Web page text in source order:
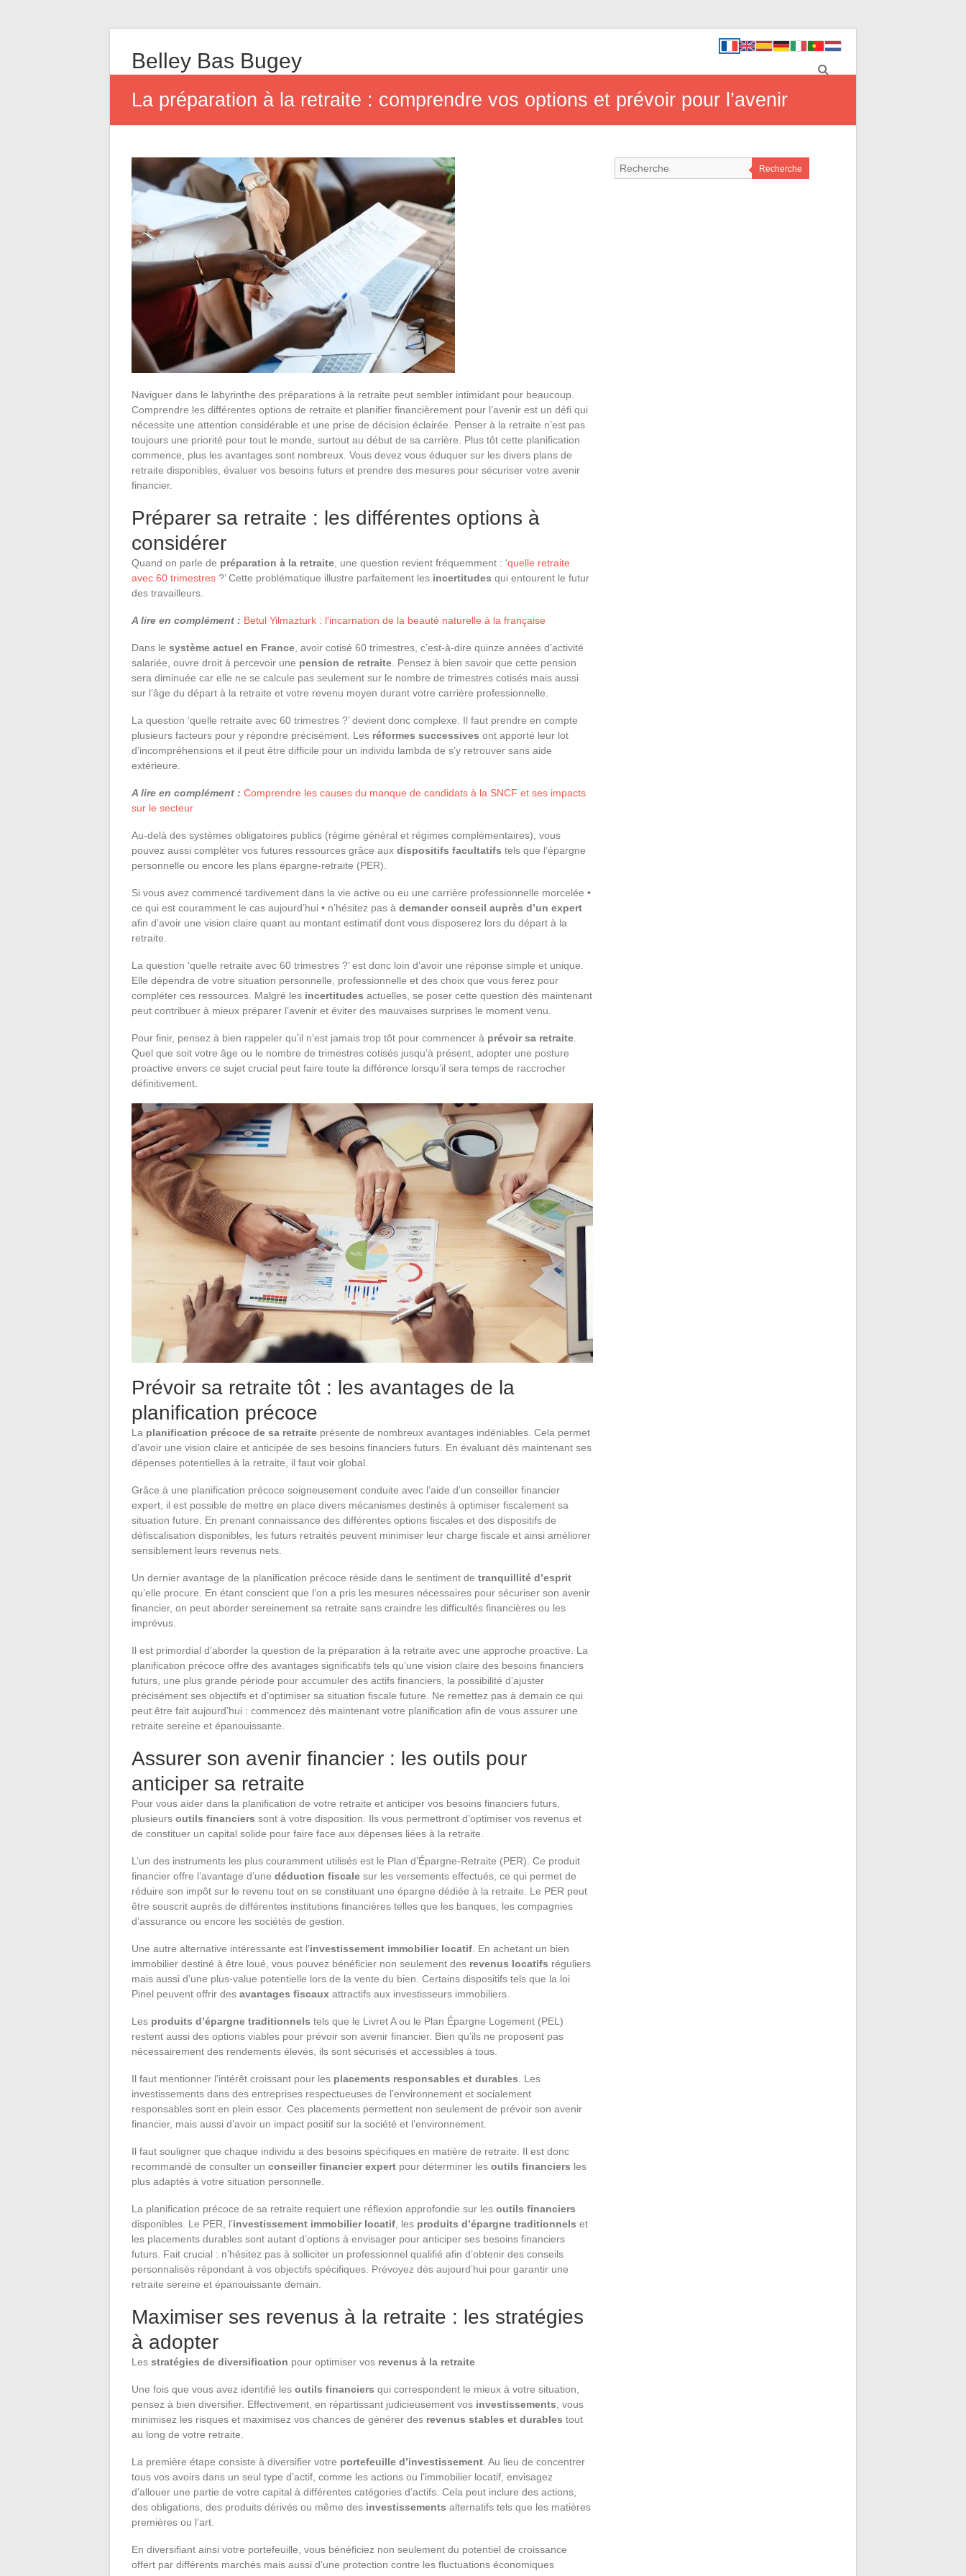
Belley Bas Bugey
La préparation à la retraite : comprendre vos options et prévoir pour l’avenir
Naviguer dans le labyrinthe des préparations à la retraite peut sembler intimidant pour beaucoup.
Comprendre les différentes options de retraite et planifier financièrement pour l’avenir est un défi qui
nécessite une attention considérable et une prise de décision éclairée. Penser à la retraite n’est pas
toujours une priorité pour tout le monde, surtout au début de sa carrière. Plus tôt cette planification
commence, plus les avantages sont nombreux. Vous devez vous éduquer sur les divers plans de
retraite disponibles, évaluer vos besoins futurs et prendre des mesures pour sécuriser votre avenir
financier.
Préparer sa retraite : les différentes options à
considérer
Quand on parle de préparation à la retraite , une question revient fréquemment : ‘quelle retraite
avec 60 trimestres ?’ Cette problématique illustre parfaitement les incertitudes qui entourent le futur
des travailleurs.
A lire en complément : Betul Yilmazturk : l'incarnation de la beauté naturelle à la française
Dans le système actuel en France , avoir cotisé 60 trimestres, c’est-à-dire quinze années d’activité
salariée, ouvre droit à percevoir une pension de retraite . Pensez à bien savoir que cette pension
sera diminuée car elle ne se calcule pas seulement sur le nombre de trimestres cotisés mais aussi
sur l’âge du départ à la retraite et votre revenu moyen durant votre carrière professionnelle.
La question ‘quelle retraite avec 60 trimestres ?’ devient donc complexe. Il faut prendre en compte
plusieurs facteurs pour y répondre précisément. Les réformes successives ont apporté leur lot
d’incompréhensions et il peut être difficile pour un individu lambda de s’y retrouver sans aide
extérieure.
A lire en complément : Comprendre les causes du manque de candidats à la SNCF et ses impacts
sur le secteur
Au-delà des systèmes obligatoires publics (régime général et régimes complémentaires), vous
pouvez aussi compléter vos futures ressources grâce aux dispositifs facultatifs tels que l’épargne
personnelle ou encore les plans épargne-retraite (PER).
Si vous avez commencé tardivement dans la vie active ou eu une carrière professionnelle morcelée •
ce qui est couramment le cas aujourd’hui • n’hésitez pas à demander conseil auprès d’un expert
afin d’avoir une vision claire quant au montant estimatif dont vous disposerez lors du départ à la
retraite.
La question ‘quelle retraite avec 60 trimestres ?’ est donc loin d’avoir une réponse simple et unique.
Elle dépendra de votre situation personnelle, professionnelle et des choix que vous ferez pour
compléter ces ressources. Malgré les incertitudes actuelles, se poser cette question dès maintenant
peut contribuer à mieux préparer l’avenir et éviter des mauvaises surprises le moment venu.
Pour finir, pensez à bien rappeler qu’il n’est jamais trop tôt pour commencer à prévoir sa retraite
Quel que soit votre âge ou le nombre de trimestres cotisés jusqu’à présent, adopter une posture
proactive envers ce sujet crucial peut faire toute la différence lorsqu’il sera temps de raccrocher
définitivement.
Prévoir sa retraite tôt : les avantages de la
planification précoce
La planification précoce de sa retraite présente de nombreux avantages indéniables. Cela permet
d’avoir une vision claire et anticipée de ses besoins financiers futurs. En évaluant dès maintenant ses
dépenses potentielles à la retraite, il faut voir global.
Grâce à une planification précoce soigneusement conduite avec l’aide d’un conseiller financier
expert, il est possible de mettre en place divers mécanismes destinés à optimiser fiscalement sa
situation future. En prenant connaissance des différentes options fiscales et des dispositifs de
défiscalisation disponibles, les futurs retraités peuvent minimiser leur charge fiscale et ainsi améliorer
sensiblement leurs revenus nets.
Un dernier avantage de la planification précoce réside dans le sentiment de tranquillité d’esprit
qu’elle procure. En étant conscient que l’on a pris les mesures nécessaires pour sécuriser son avenir
financier, on peut aborder sereinement sa retraite sans craindre les difficultés financières ou les
imprévus.
Il est primordial d’aborder la question de la préparation à la retraite avec une approche proactive. La
planification précoce offre des avantages significatifs tels qu’une vision claire des besoins financiers
futurs, une plus grande période pour accumuler des actifs financiers, la possibilité d’ajuster
précisément ses objectifs et d’optimiser sa situation fiscale future. Ne remettez pas à demain ce qui
peut être fait aujourd’hui : commencez dès maintenant votre planification afin de vous assurer une
retraite sereine et épanouissante.
Assurer son avenir financier : les outils pour
anticiper sa retraite
Pour vous aider dans la planification de votre retraite et anticiper vos besoins financiers futurs,
plusieurs outils financiers sont à votre disposition. Ils vous permettront d’optimiser vos revenus et
de constituer un capital solide pour faire face aux dépenses liées à la retraite.
L’un des instruments les plus couramment utilisés est le Plan d’Épargne-Retraite (PER). Ce produit
financier offre l’avantage d’une déduction fiscale sur les versements effectués, ce qui permet de
réduire son impôt sur le revenu tout en se constituant une épargne dédiée à la retraite. Le PER peut
être souscrit auprès de différentes institutions financières telles que les banques, les compagnies
d’assurance ou encore les sociétés de gestion.
Une autre alternative intéressante est l’investissement immobilier locatif . En achetant un bien
immobilier destiné à être loué, vous pouvez bénéficier non seulement des revenus locatifs réguliers
mais aussi d’une plus-value potentielle lors de la vente du bien. Certains dispositifs tels que la loi
Pinel peuvent offrir des avantages fiscaux attractifs aux investisseurs immobiliers.
Les produits d’épargne traditionnels tels que le Livret A ou le Plan Épargne Logement (PEL)
restent aussi des options viables pour prévoir son avenir financier. Bien qu’ils ne proposent pas
nécessairement des rendements élevés, ils sont sécurisés et accessibles à tous.
Il faut mentionner l’intérêt croissant pour les placements responsables et durables . Les
investissements dans des entreprises respectueuses de l’environnement et socialement
responsables sont en plein essor. Ces placements permettent non seulement de prévoir son avenir
financier, mais aussi d’avoir un impact positif sur la société et l’environnement.
Il faut souligner que chaque individu a des besoins spécifiques en matière de retraite. Il est donc
recommandé de consulter un conseiller financier expert pour déterminer les outils financiers les
plus adaptés à votre situation personnelle.
La planification précoce de sa retraite requiert une réflexion approfondie sur les outils financiers
disponibles. Le PER, l’investissement immobilier locatif , les produits d’épargne traditionnels et
les placements durables sont autant d’options à envisager pour anticiper ses besoins financiers
futurs. Fait crucial : n’hésitez pas à solliciter un professionnel qualifié afin d’obtenir des conseils
personnalisés répondant à vos objectifs spécifiques. Prévoyez dès aujourd’hui pour garantir une
retraite sereine et épanouissante demain.
Maximiser ses revenus à la retraite : les stratégies
à adopter
Les stratégies de diversification pour optimiser vos revenus à la retraite
Une fois que vous avez identifié les outils financiers qui correspondent le mieux à votre situation,
pensez à bien diversifier. Effectivement, en répartissant judicieusement vos investissements , vous
minimisez les risques et maximisez vos chances de générer des revenus stables et durables tout
au long de votre retraite.
La première étape consiste à diversifier votre portefeuille d’investissement . Au lieu de concentrer
tous vos avoirs dans un seul type d’actif, comme les actions ou l’immobilier locatif, envisagez
d’allouer une partie de votre capital à différentes catégories d’actifs. Cela peut inclure des actions,
des obligations, des produits dérivés ou même des investissements alternatifs tels que les matières
premières ou l’art.
En diversifiant ainsi votre portefeuille, vous bénéficiez non seulement du potentiel de croissance
offert par différents marchés mais aussi d’une protection contre les fluctuations économiques
Recherche